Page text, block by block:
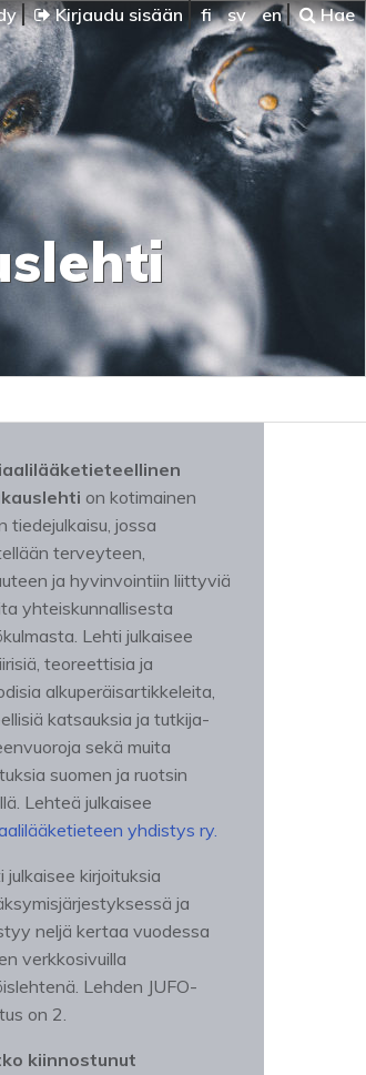
Kirjaudu sisään fi sv en Hae
on kotimainen
tiedejulkaisu, jossa
terveyteen,
ja hyvinvointiin liittyviä
yhteiskunnallisesta
Lehti julkaisee
teoreettisia ja
alkuperäisartikkeleita,
katsauksia ja tutkija-
sekä muita
suomen ja ruotsin
Lehteä julkaisee
yhdistys ry.
julkaisee kirjoituksia
ja
neljä kertaa vuodessa
verkkosivuilla
Lehden JUFO-
on 2.
kiinnostunut